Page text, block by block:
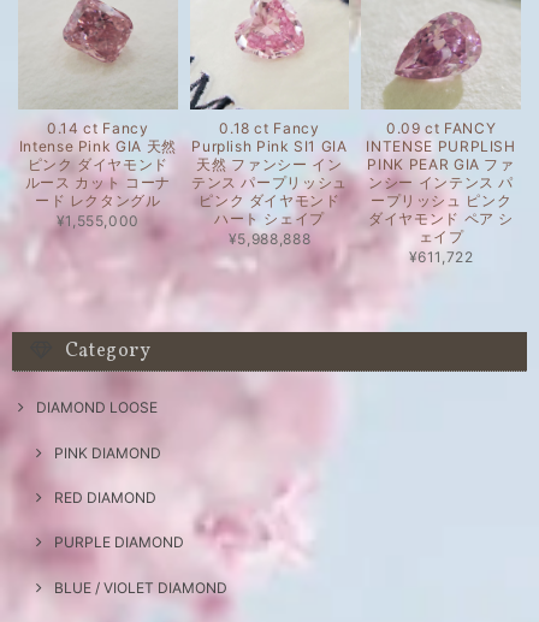
0.14 ct Fancy
Intense Pink GIA 天然
ピンク ダイヤモンド
ルース カット コーナ
ード レクタングル
¥1,555,000
0.18 ct Fancy
Purplish Pink SI1 GIA
天然 ファンシー イン
テンス パープリッシュ
ピンク ダイヤモンド
ハート シェイプ
¥5,988,888
0.09 ct FANCY
INTENSE PURPLISH
PINK PEAR GIA ファ
ンシー インテンス パ
ープリッシュ ピンク
ダイヤモンド ペア シ
ェイプ
¥611,722
Category
DIAMOND LOOSE
PINK DIAMOND
RED DIAMOND
PURPLE DIAMOND
BLUE / VIOLET DIAMOND